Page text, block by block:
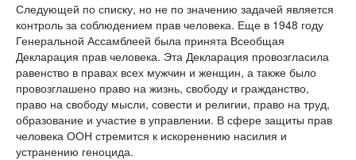
Следующей по списку, но не по значению задачей является
контроль за соблюдением прав человека. Еще в 1948 году
Генеральной Ассамблеей была принята Всеобщая
Декларация прав человека. Эта Декларация провозгласила
равенство в правах всех мужчин и женщин, а также было
провозглашено право на жизнь, свободу и гражданство,
право на свободу мысли, совести и религии, право на труд,
образование и участие в управлении. В сфере защиты прав
человека ООН стремится к искоренению насилия и
устранению геноцида.